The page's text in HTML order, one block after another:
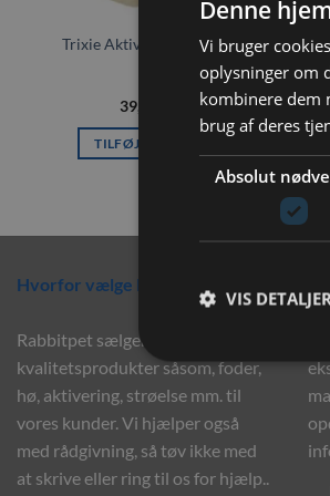
Trixie Aktivitetsbold i træ
39,00
TILFØJ TIL KURV
Hvorfor vælge Rabbitpet?
Rabbitpet sælger ikke kun
kvalitetsprodukter såsom, foder,
hø, aktivering, strøelse mm. til
vores kunder. Vi hjælper også
med rådgivning, så tøv ikke med
at skrive eller ring til os for hjælp..
Denne
Vi bruger
oplysninger om
kombinere dem
brug af deres
Absolut
VIS